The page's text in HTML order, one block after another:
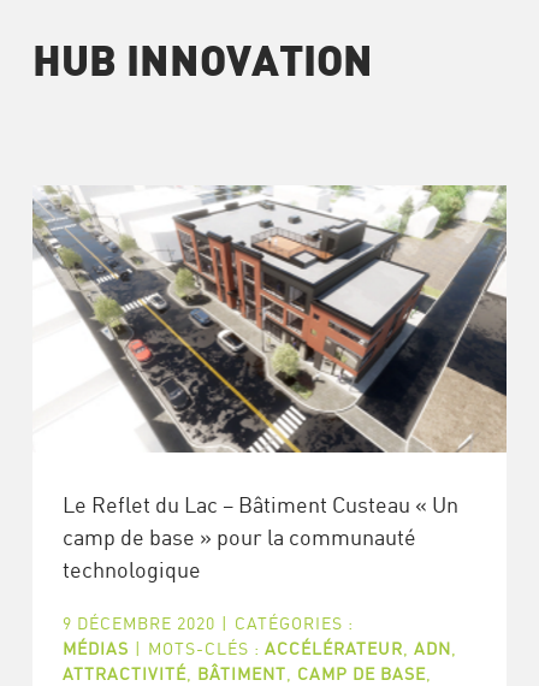
HUB INNOVATION
Le Reflet du Lac – Bâtiment Custeau « Un
camp de base » pour la communauté
technologique
9 DÉCEMBRE 2020 | CATÉGORIES :
MÉDIAS | MOTS-CLÉS : ACCÉLÉRATEUR ADN
ATTRACTIVITÉ, BÂTIMENT CAMP DE BASE,